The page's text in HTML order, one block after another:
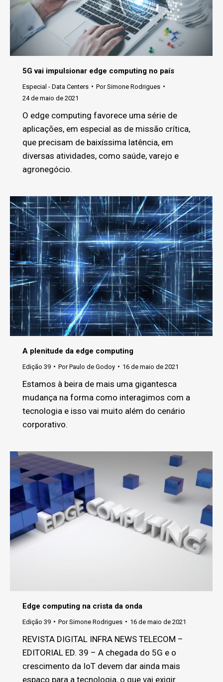
5G vai impulsionar edge computing no país
Especial - Data Centers PorSimone Rodrigues
24 de maio de 2021
O edge computing favorece uma série de
aplicações, em especial as de missão crítica,
que precisam de baixíssima latência, em
diversas atividades, como saúde, varejo e
agronegócio.
A plenitude da edge computing
Edição 39 PorPaulo de Godoy 16 de maio de 2021
Estamos à beira de mais uma gigantesca
mudança na forma como interagimos com a
tecnologia e isso vai muito além do cenário
corporativo.
Edge computing na crista da onda
Edição 39 PorSimone Rodrigues 16 de maio de 2021
REVISTA DIGITAL INFRA NEWS TELECOM –
EDITORIAL ED. 39 – A chegada do 5G e o
crescimento da IoT devem dar ainda mais
espaço para a tecnologia, o que vai exigir